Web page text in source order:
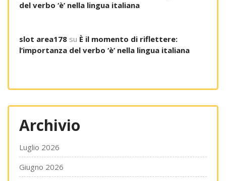
del verbo ‘è’ nella lingua italiana
slot area178 su È il momento di riflettere:
l’importanza del verbo ‘è’ nella lingua italiana
Archivio
Luglio 2026
Giugno 2026